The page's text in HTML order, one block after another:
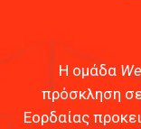
Η ομάδα
πρόσκληση
Εορδαίας